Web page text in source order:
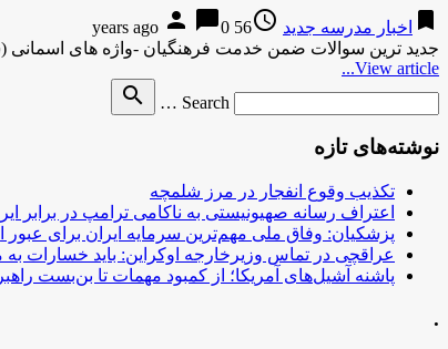
bookmark اخبار مدرسه جدید access_time
56 years ago
person chat_bubble0
جدید ترین سوالات ضمن خدمت فرهنگیان -واژه های
View article...
Search …
search
نوشته‌های تازه
تکذیب وقوع انفجار در مرز شلمچه
اعتراف رسانه صهیونیستی به ناکامی ترامپ در برابر
پزشکیان: وفاق ملی مهم‌ترین سرمایه ایران برای
عراقچی در تماس وزیرخارجه اوکراین: باید خسارات به
پاشنه آشیل‌های آمریکا؛ از کمبود مهمات تا بن‌بست
.